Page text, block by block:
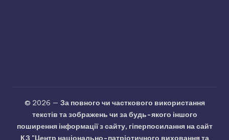
© 2026 — За повного чи часткового використання
текстів та зображень чи за будь-якого іншого
поширення інформації з сайту, гіперпосилання на сайт
КЗ "Центр національно-патріотичного виховання та